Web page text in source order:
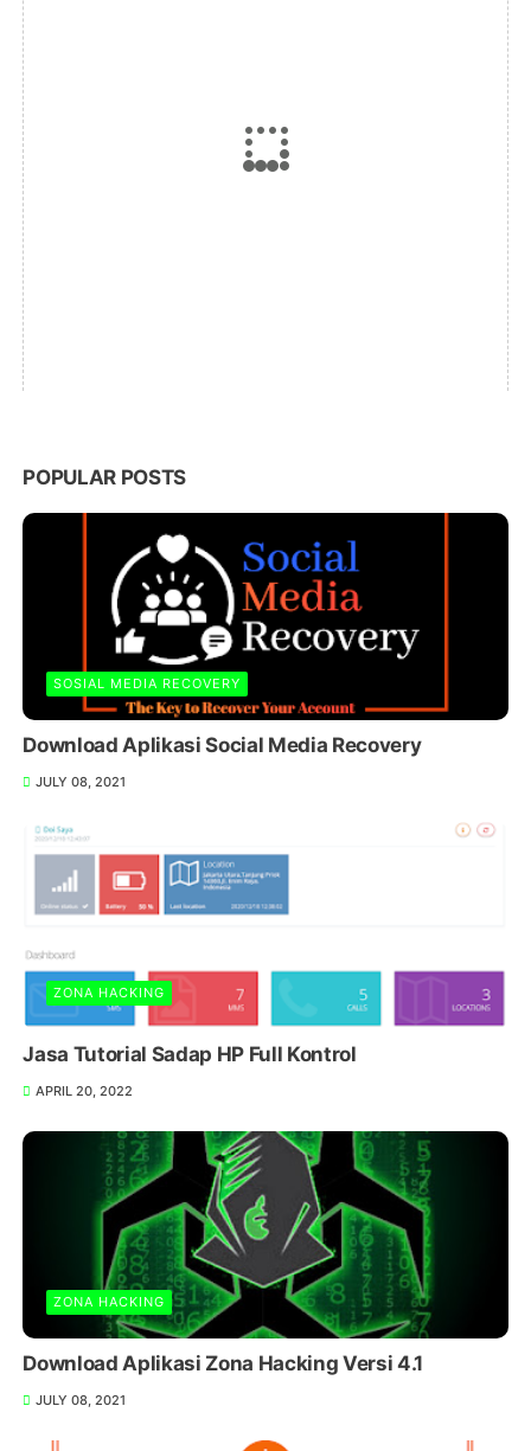
POPULAR POSTS
SOSIAL MEDIA RECOVERY
Download Aplikasi Social Media Recovery
JULY 08, 2021
ZONA HACKING
Jasa Tutorial Sadap HP Full Kontrol
APRIL 20, 2022
ZONA HACKING
Download Aplikasi Zona Hacking Versi 4.1
JULY 08, 2021